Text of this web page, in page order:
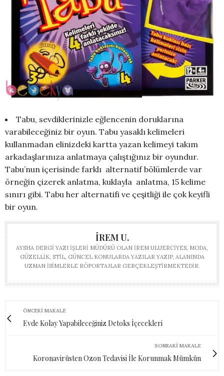
Tabu, sevdiklerinizle eğlencenin doruklarına
varabileceğiniz bir oyun. Tabu yasaklı kelimeleri
kullanmadan elinizdeki kartta yazan kelimeyi takım
arkadaşlarınıza anlatmaya çalıştığınız bir oyundur.
Tabu’nun içerisinde farklı alternatif bölümlerde var
örneğin çizerek anlatma, kuklayla anlatma, 15 kelime
sınırı gibi. Tabu her alternatifi ve çeşitliği ile çok keyifli
bir oyun.
İREM U.
AYSHA DERGI YAZI İŞLERI MÜDÜRÜ OLAN İREM ULUERCIYES, MODA,
GÜZELLIK, STIL, GÜNCEL KONULARDA YAZILAR YAZIP, ALANINDA
UZMAN ISIMLERLE RÖPORTAJLAR GERÇEKLEŞTIRMEKTEDIR.
ÖNCEKI MAKALE
Evde Kolay Yapabileceğiniz Detoks İçecekleri
SONRAKI MAKALE
Koronavirüsten Ozon Tedavisi İle Korunmak Mümkün